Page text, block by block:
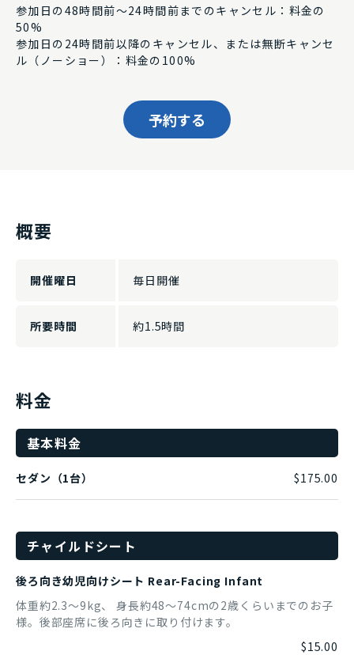
参加日の48時間前〜24時間前までのキャンセル：料金の
50%
参加日の24時間前以降のキャンセル、または無断キャンセ
ル（ノーショー）：料金の100%
予約する
概要
開催曜日 毎日開催
所要時間 約1.5時間
料金
基本料金
セダン（1台） $175.00
チャイルドシート
後ろ向き幼児向けシート Rear-Facing Infant
体重約2.3～9kg、 身長約48～74cmの2歳くらいまでのお子
様。後部座席に後ろ向きに取り付けます。
$15.00